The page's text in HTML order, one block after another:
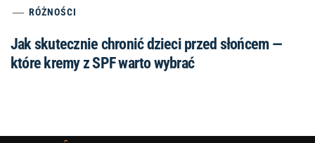
RÓŻNOŚCI
Jak skutecznie chronić dzieci przed słońcem —
które kremy z SPF warto wybrać